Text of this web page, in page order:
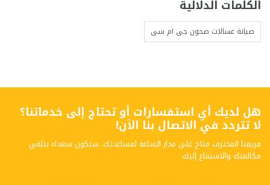
الكلمات الدلالية
صيانة غسالات صحون جى ام سى
هل لديك أي استفسارات أو تحتاج إلى خدماتنا؟
لا تتردد في الاتصال بنا الآن!
فريقنا المحترف متاح على مدار الساعة لمساعدتك. سنكون سعداء بتلقي
مكالمتك والاستماع إليك.